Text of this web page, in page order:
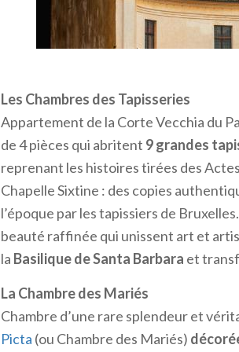
galeries et des cours, qui ont
résidence ducale.
L’expansion du palais au cours des
celles qui existaient déjà.
QUE VOIR AU PALAIS DUCAL DE
Sans avoir la prétention de l’explorer
vous conseillons absolument de ne
Le Palais du Capitaine
Donnant sur la Piazza Sordello et une
Corte Vecchia, lePalais du Capitaine
sur deux étages, pour ensuite être
façade monumentale avec un porche
deuxième étage ajouté est formé par
Les Chambres des Tapisseries
Appartement de la Corte Vecchia du
de 4 pièces qui abritent 9 grandes
reprenant les histoires tirées des
Chapelle Sixtine : des copies
l’époque par les tapissiers de
beauté raffinée qui unissent art et
la Basilique de Santa Barbara et
La Chambre des Mariés
Chambre d’une rare splendeur et
Picta (ou Chambre des Mariés)